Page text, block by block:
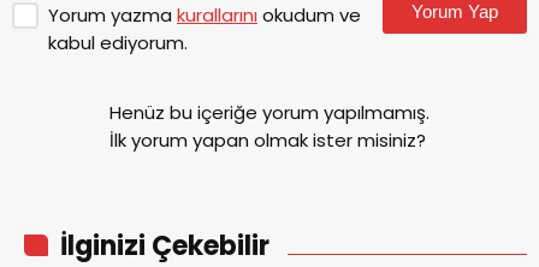
Yorum yazma kurallarını okudum ve
kabul ediyorum.
Yorum Yap
Henüz bu içeriğe yorum yapılmamış.
İlk yorum yapan olmak ister misiniz?
İlginizi Çekebilir